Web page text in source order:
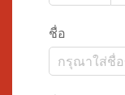
ชื่อ